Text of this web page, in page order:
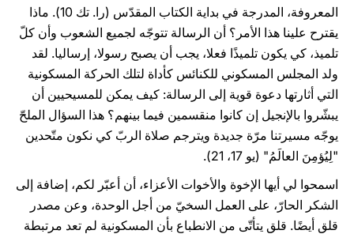
المعروفة، المدرجة في بداية الكتاب المقدّس (را. تك 10). ماذا
يقترح علينا هذا الأمر؟ أن الرسالة تتوجّه لجميع الشعوب وأن كلّ
تلميذ، كي يكون تلميذًا فعلا، يجب أن يصبح رسولا، إرساليا. لقد
ولد المجلس المسكوني للكنائس كأداة لتلك الحركة المسكونية
التي أثارتها دعوة قوية إلى الرسالة: كيف يمكن للمسيحيين أن
يبشّروا بالإنجيل إن كانوا منقسمين فيما بينهم؟ هذا السؤال الملحّ
يوجّه مسيرتنا مرّة جديدة ويترجم صلاة الربّ كي نكون متّحدين
"لِيُؤمِنَ العالَمُ" (يو 17، 21).
اسمحوا لي أيها الإخوة والأخوات الأعزاء، أن أعبّر لكم، إضافة إلى
الشكر الحارّ، على العمل السخيّ من أجل الوحدة، وعن مصدر
قلق أيضًا. قلق يتأتّى من الانطباع بأن المسكونية لم تعد مرتبطة